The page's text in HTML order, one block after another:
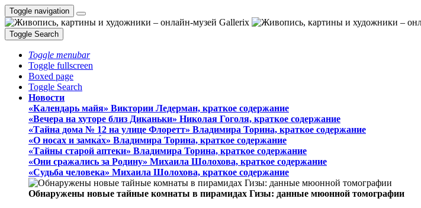
Toggle navigation
Toggle Search
Toggle menubar
Toggle fullscreen
Boxed page
Toggle Search
Новости
«Календарь майя» Виктории Ледерман, краткое содержание
«Вечера на хуторе близ Диканьки» Николая Гоголя, краткое содержание
«Тайна дома № 12 на улице Флоретт» Владимира Торина, краткое содержание
«О носах и замка́х» Владимира Торина, краткое содержание
«Тайны старой аптеки» Владимира Торина, краткое содержание
«Они сражались за Родину» Михаила Шолохова, краткое содержание
«Судьба человека» Михаила Шолохова, краткое содержание
Обнаружены новые тайные комнаты в пирамидах Гизы: данные мюонной томографии